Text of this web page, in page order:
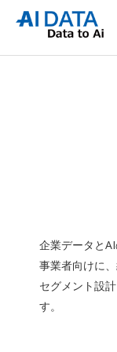
企業データと
事業者向けに
セグメント設
す。